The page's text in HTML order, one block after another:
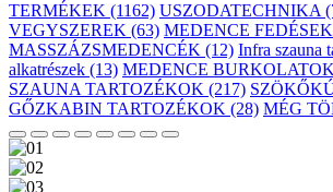
TERMÉKEK (1162) USZODATECHNIKA
VEGYSZEREK (63) MEDENCE
MASSZÁZSMEDENCÉK (12) Infra szauna
alkatrészek (13) MEDENCE
SZAUNA TARTOZÉKOK (217)
GŐZKABIN TARTOZÉKOK (28) MÉG